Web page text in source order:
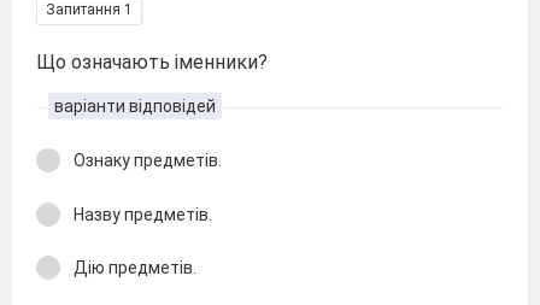
Запитання 1
Що означають іменники?
варіанти відповідей
Ознаку предметів.
Назву предметів.
Дію предметів.